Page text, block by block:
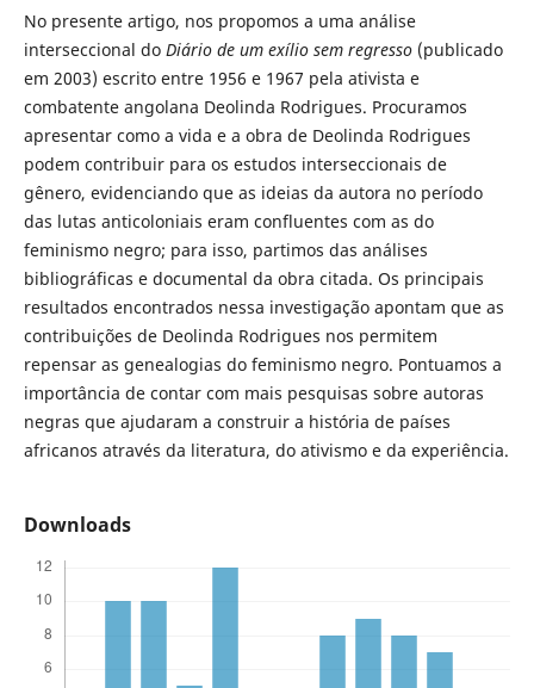
No presente artigo, nos propomos a uma análise
interseccional do Diário de um exílio sem regresso(publicado
em 2003) escrito entre 1956 e 1967 pela ativista e
combatente angolana Deolinda Rodrigues. Procuramos
apresentar como a vida e a obra de Deolinda Rodrigues
podem contribuir para os estudos interseccionais de
gênero, evidenciando que as ideias da autora no período
das lutas anticoloniais eram confluentes com as do
feminismo negro; para isso, partimos das análises
bibliográficas e documental da obra citada. Os principais
resultados encontrados nessa investigação apontam que as
contribuições de Deolinda Rodrigues nos permitem
repensar as genealogias do feminismo negro. Pontuamos a
importância de contar com mais pesquisas sobre autoras
negras que ajudaram a construir a história de países
africanos através da literatura, do ativismo e da experiência.
Downloads